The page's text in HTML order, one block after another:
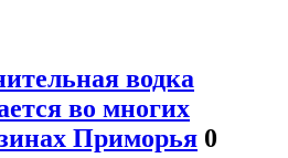
водка
во многих
Приморья 0